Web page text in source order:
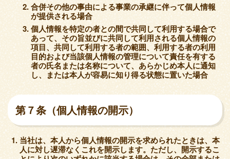
合併その他の事由による事業の承継に伴って個人情報
が提供される場合
個人情報を特定の者との間で共同して利用する場合で
あって、その旨並びに共同して利用される個人情報の
項目、共同して利用する者の範囲、利用する者の利用
目的および当該個人情報の管理について責任を有する
者の氏名または名称について、あらかじめ本人に通知
し、または本人が容易に知り得る状態に置いた場合
第７条（個人情報の開示）
当社は、本人から個人情報の開示を求められたときは、本
人に対し遅滞なくこれを開示します。ただし、開示するこ